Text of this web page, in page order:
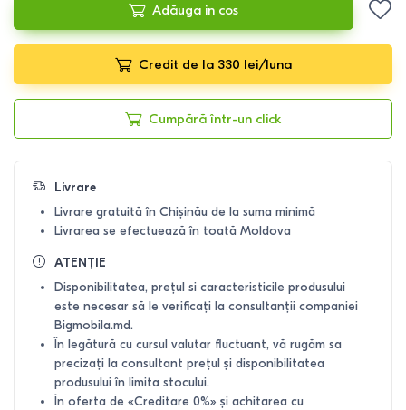
Adăuga in cos
Credit de la 330 lei/luna
Cumpără într-un click
Livrare
Livrare gratuită în Chișinău de la suma minimă
Livrarea se efectuează în toată Moldova
ATENȚIE
Disponibilitatea, prețul si caracteristicile produsului
este necesar să le verificați la consultanții companiei
Bigmobila.md.
În legătură cu cursul valutar fluctuant, vă rugăm sa
precizați la consultant prețul și disponibilitatea
produsului în limita stocului.
În oferta de «Creditare 0%» și achitarea cu